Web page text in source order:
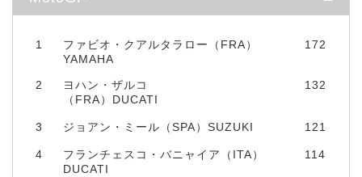
1
ファビオ・クアルタラロー（FRA）
YAMAHA
172
2
ヨハン・ザルコ
（FRA）DUCATI
132
3 ジョアン・ミール（SPA）SUZUKI 121
4
フランチェスコ・バニャイア（ITA）
DUCATI
114